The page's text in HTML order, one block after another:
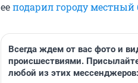
ееподарил городу местный
Всегда ждем от вас фото и
происшествиями.
любой из этих мессенджеров: